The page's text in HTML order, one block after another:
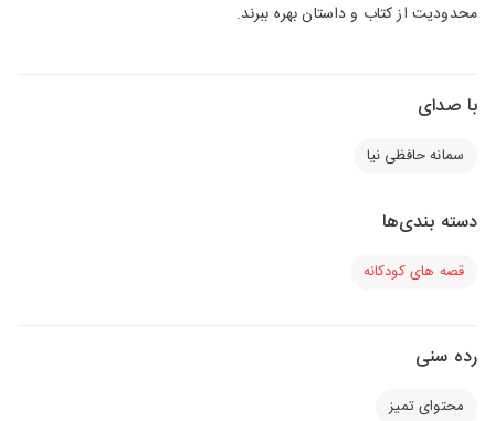
محدودیت از کتاب و داستان بهره ببرند.
با صدای
سمانه حافظی نیا
دسته بندی‌ها
قصه های کودکانه
رده سنی
محتوای تمیز